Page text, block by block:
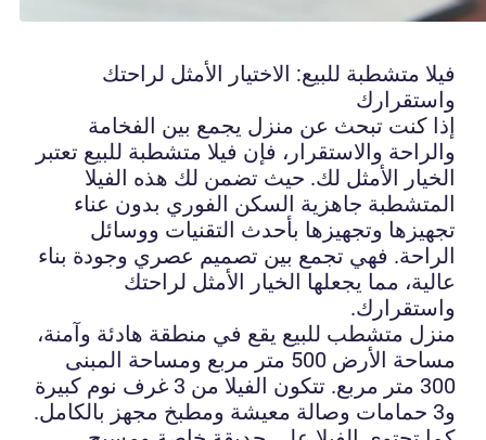
فيلا متشطبة للبيع: الاختيار الأمثل لراحتك
واستقرارك
إذا كنت تبحث عن منزل يجمع بين الفخامة
والراحة والاستقرار، فإن فيلا متشطبة للبيع تعتبر
الخيار الأمثل لك. حيث تضمن لك هذه الفيلا
المتشطبة جاهزية السكن الفوري بدون عناء
تجهيزها وتجهيزها بأحدث التقنيات ووسائل
الراحة. فهي تجمع بين تصميم عصري وجودة بناء
عالية، مما يجعلها الخيار الأمثل لراحتك
واستقرارك.
منزل متشطب للبيع يقع في منطقة هادئة وآمنة،
مساحة الأرض 500 متر مربع ومساحة المبنى
300 متر مربع. تتكون الفيلا من 3 غرف نوم كبيرة
و3 حمامات وصالة معيشة ومطبخ مجهز بالكامل.